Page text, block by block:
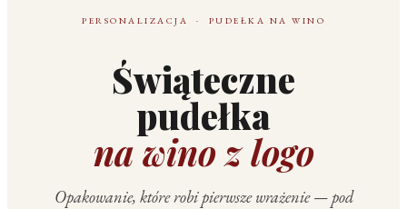
PERSONALIZACJA · PUDEŁKA NA WINO
Świąteczne
pudełka
na wino z logo
Opakowanie, które robi pierwsze wrażenie — pod